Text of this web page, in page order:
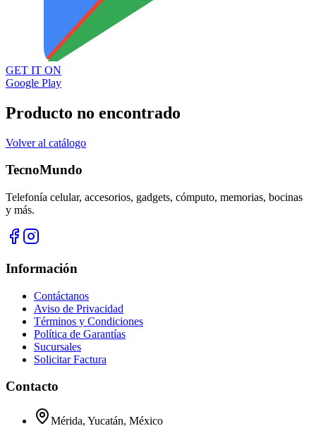
GET IT ON
Google Play
Producto no encontrado
Volver al catálogo
TecnoMundo
Telefonía celular, accesorios, gadgets, cómputo, memorias, bocinas
y más.
Información
Contáctanos
Aviso de Privacidad
Términos y Condiciones
Política de Garantías
Sucursales
Solicitar Factura
Contacto
Mérida, Yucatán, México